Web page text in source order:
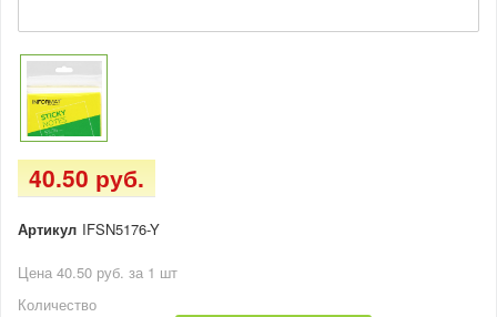
40.50 руб.
Артикул IFSN5176-Y
Цена 40.50 руб. за 1 шт
Количество